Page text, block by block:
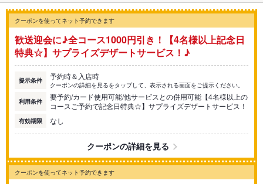
クーポンを使ってネット予約できます
歓送迎会に♪全コース1000円引き！【4名様以上記念日
特典☆】サプライズデザートサービス！♪
提示条件 予約時＆入店時
クーポンの詳細を見るをタップして、表示される画面をご提示ください。
利用条件
要予約/カード使用可能/他サービスとの併用可能【4名様以上の
コースご予約で記念日特典☆】サプライズデザートサービス！
有効期限 なし
クーポンの詳細を見る
クーポンを使ってネット予約できます